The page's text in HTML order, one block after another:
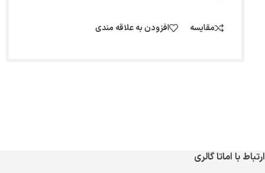
مقایسه افزودن به علاقه مندی
ارتباط با اماتا گالری